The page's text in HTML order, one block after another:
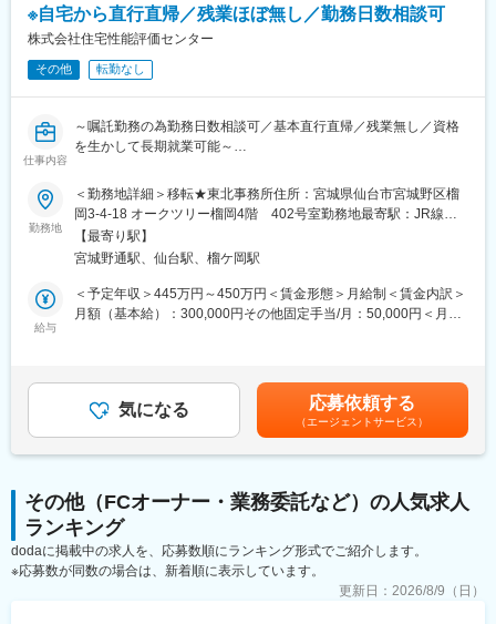
※自宅から直行直帰／残業ほぼ無し／勤務日数相談可
株式会社住宅性能評価センター
その他 転勤なし
仕事内容
～嘱託勤務の為勤務日数相談可／基本直行直帰／残業無し／資格
を生かして長期就業可能～
東証スタンダード市場上場のＥＲＩホールディングスグループに
属し、戸建住宅の審査を主要事業とする国土交通大臣指定の審査
機関です。
多数の資格者を有する業界大手機関として、確認検査業務のほ
か、住宅性能評価、省エネに係る審査・認証業務など、住宅の安
心・安全のため
質の高い多彩なサービスをワンストップで提供しております。
担当いただきます。※所属は東北事務所となりますが、ご自宅から
の直行直帰で物件をご担当いただきます。
査棟数は閑散期で2～3棟/週、繁忙期は5～6棟/週程度です。
■組織構成：
会社全体で約100名程度在籍しております
（大半が60代以上の者です。80代の者も嘱託勤務にて従事してお
勤務地
＜勤務地詳細＞移転★東北事務所住所：宮城県仙台市宮城野区榴
岡3-4-18 オークツリー榴岡4階 402号室勤務地最寄駅：JR線／
仙台駅受動喫煙対策：屋内全面禁煙
【最寄り駅】
宮城野通駅、仙台駅、榴ケ岡駅
給与
＜予定年収＞445万円～450万円＜賃金形態＞月給制＜賃金内訳＞
月額（基本給）：300,000円その他固定手当/月：50,000円＜月給
手当：実労働分【月給内訳】■基本給：30万■手当：資格手当（建
築基準適合判定資格者：5万）賃金はあくまでも目安の金額であ
り、選考を通じて上下する可能性があります。月給(月額)は固定手
当を含めた表記です。
気になる 応募依頼する
（エージェントサービス）
その他（FCオーナー・業務委託など）の人気求人
ランキング
dodaに掲載中の求人を、応募数順にランキング形式でご紹介します。
※応募数が同数の場合は、新着順に表示しています。
更新日： 2026/8/9（日）